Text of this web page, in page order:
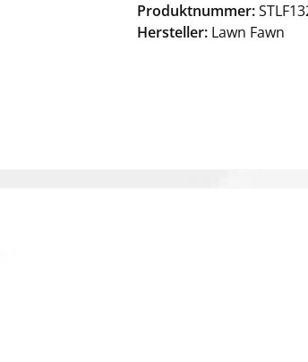
Produktnummer:
Hersteller: Lawn Fawn